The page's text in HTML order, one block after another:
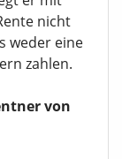
nicht
weder eine
zahlen.
von